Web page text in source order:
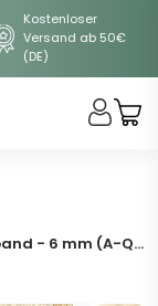
Kostenloser
Versand ab 50€
(DE)
Prehnit Armband - 6 mm (A-Qualität)